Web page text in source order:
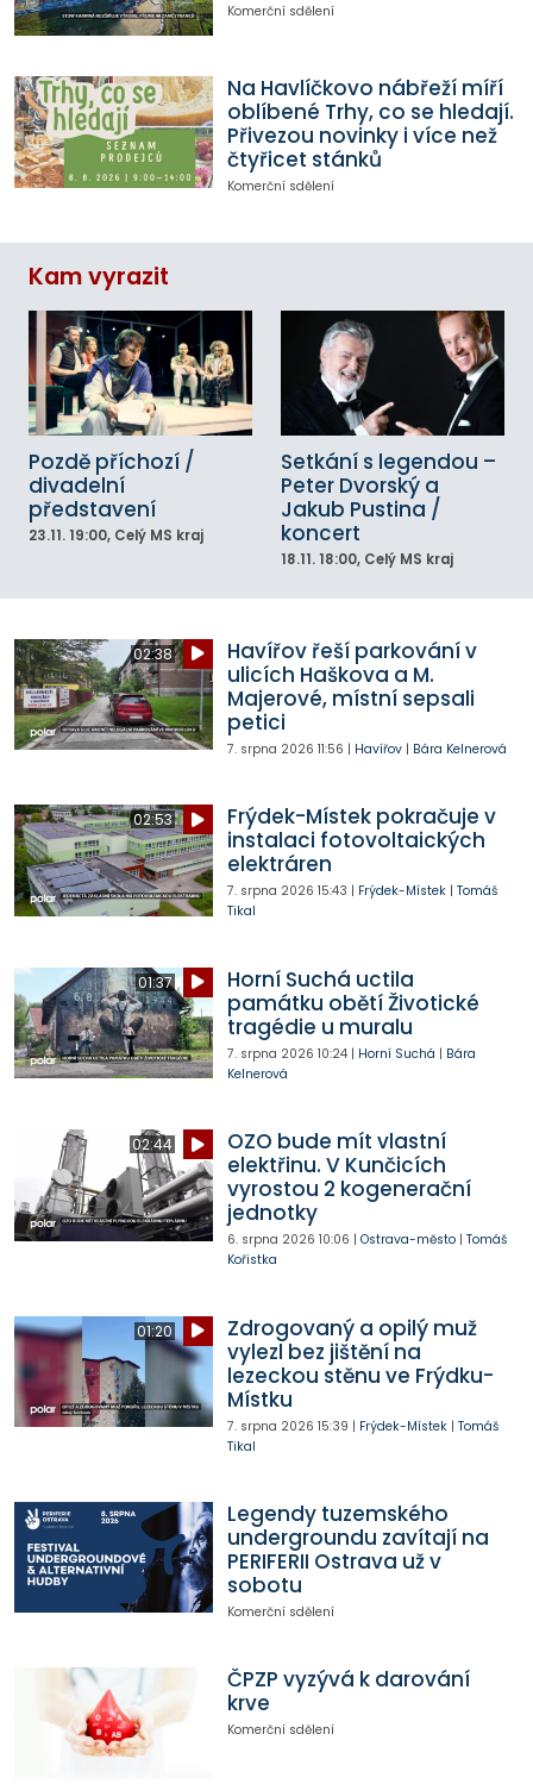
Komerční sdělení
Na Havlíčkovo nábřeží míří
oblíbené Trhy, co se hledají.
Přivezou novinky i více než
čtyřicet stánků
Komerční sdělení
Kam vyrazit
Pozdě příchozí /
divadelní
představení
23.11. 19:00, Celý MS kraj
Setkání s legendou –
Peter Dvorský a
Jakub Pustina /
koncert
18.11. 18:00, Celý MS kraj
02:38
Havířov řeší parkování v
ulicích Haškova a M.
Majerové, místní sepsali
petici
7. srpna 2026 11:56 | Havířov| Bára Kelnerová
02:53
Frýdek-Místek pokračuje v
instalaci fotovoltaických
elektráren
7. srpna 2026 15:43 | Frýdek-Místek| Tomáš
Tikal
01:37
Horní Suchá uctila
památku obětí Životické
tragédie u muralu
7. srpna 2026 10:24| Horní Suchá | Bára
Kelnerová
02:44
OZO bude mít vlastní
elektřinu. V Kunčicích
vyrostou 2 kogenerační
jednotky
6. srpna 2026 10:06 | Ostrava-město| Tomáš
Kořistka
01:20
Zdrogovaný a opilý muž
vylezl bez jištění na
lezeckou stěnu ve Frýdku-
Místku
7. srpna 2026 15:39 | Frýdek-Místek| Tomáš
Tikal
Legendy tuzemského
undergroundu zavítají na
PERIFERII Ostrava už v
sobotu
Komerční sdělení
ČPZP vyzývá k darování
krve
Komerční sdělení